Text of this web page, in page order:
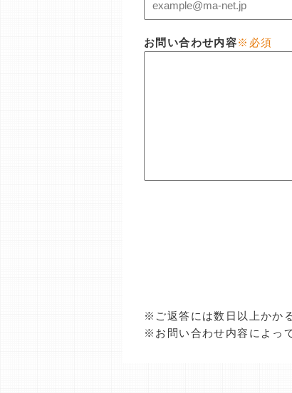
お問い合わせ内容※必須
※ご返答には数日以上かか
※お問い合わせ内容によっ